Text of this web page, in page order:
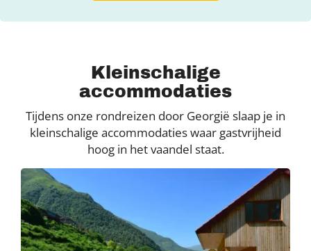
Kleinschalige
accommodaties
Tijdens onze rondreizen door Georgië slaap je in
kleinschalige accommodaties waar gastvrijheid
hoog in het vaandel staat.